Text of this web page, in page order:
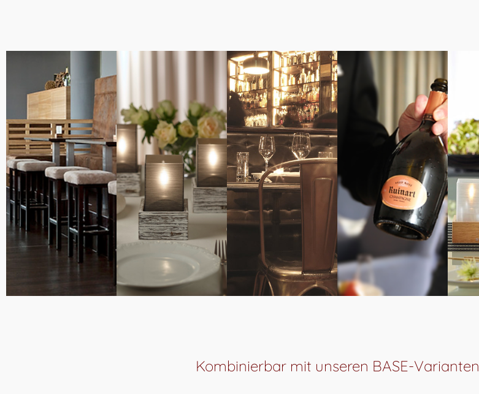
Kombinierbar mit unseren BASE-Varianten